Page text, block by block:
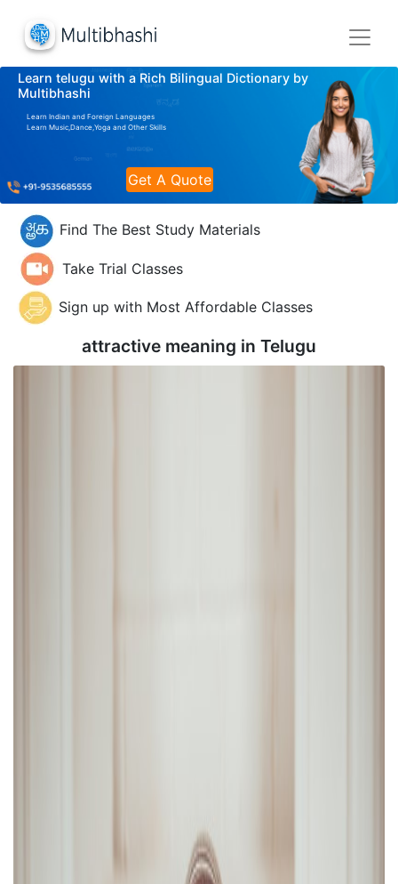
Learn telugu with a Rich Bilingual Dictionary by
Multibhashi
Learn Indian and Foreign Languages
Learn Music,Dance,Yoga and Other Skills
Get A Quote
Find The Best Study Materials
Take Trial Classes
Sign up with Most Affordable Classes
attractive meaning in Telugu